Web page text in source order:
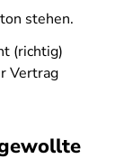
stehen.
(richtig)
Vertrag